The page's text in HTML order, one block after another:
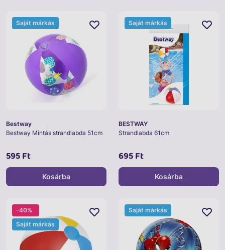
Bestway
Bestway Mintás strandlabda 51cm
595 Ft
Saját márkás
Kosárba
BESTWAY
Strandlabda 61cm
695 Ft
Saját márkás
Kosárba
-40%
Saját márkás
Saját márkás